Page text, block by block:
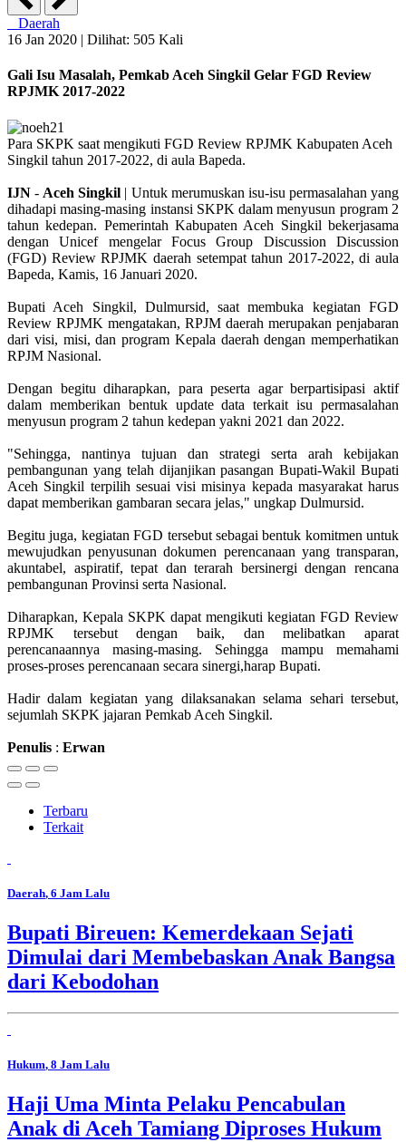
Daerah
16 Jan 2020 | Dilihat: 505 Kali
Gali Isu Masalah, Pemkab Aceh Singkil Gelar FGD Review
RPJMK 2017-2022
Para SKPK saat mengikuti FGD Review RPJMK Kabupaten Aceh
Singkil tahun 2017-2022, di aula Bapeda.
IJN - Aceh Singkil | Untuk merumuskan isu-isu permasalahan yang
dihadapi masing-masing instansi SKPK dalam menyusun program 2
tahun kedepan. Pemerintah Kabupaten Aceh Singkil bekerjasama
dengan Unicef mengelar Focus Group Discussion Discussion
(FGD) Review RPJMK daerah setempat tahun 2017-2022, di aula
Bapeda, Kamis, 16 Januari 2020.
Bupati Aceh Singkil, Dulmursid, saat membuka kegiatan FGD
Review RPJMK mengatakan, RPJM daerah merupakan penjabaran
dari visi, misi, dan program Kepala daerah dengan memperhatikan
RPJM Nasional.
Dengan begitu diharapkan, para peserta agar berpartisipasi aktif
dalam memberikan bentuk update data terkait isu permasalahan
menyusun program 2 tahun kedepan yakni 2021 dan 2022.
"Sehingga, nantinya tujuan dan strategi serta arah kebijakan
pembangunan yang telah dijanjikan pasangan Bupati-Wakil Bupati
Aceh Singkil terpilih sesuai visi misinya kepada masyarakat harus
dapat memberikan gambaran secara jelas," ungkap Dulmursid.
Begitu juga, kegiatan FGD tersebut sebagai bentuk komitmen untuk
mewujudkan penyusunan dokumen perencanaan yang transparan,
akuntabel, aspiratif, tepat dan terarah bersinergi dengan rencana
pembangunan Provinsi serta Nasional.
Diharapkan, Kepala SKPK dapat mengikuti kegiatan FGD Review
RPJMK tersebut dengan baik, dan melibatkan aparat
perencanaannya masing-masing. Sehingga mampu memahami
proses-proses perencanaan secara sinergi,harap Bupati.
Hadir dalam kegiatan yang dilaksanakan selama sehari tersebut,
sejumlah SKPK jajaran Pemkab Aceh Singkil.
Penulis : Erwan
Terbaru
Terkait
Daerah, 6 Jam Lalu
Bupati Bireuen: Kemerdekaan Sejati
Dimulai dari Membebaskan Anak Bangsa
dari Kebodohan
Hukum, 8 Jam Lalu
Haji Uma Minta Pelaku Pencabulan
Anak di Aceh Tamiang Diproses Hukum